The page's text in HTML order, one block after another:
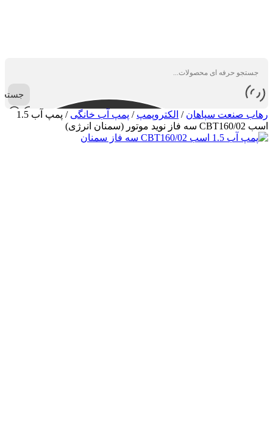
رهاب صنعت سپاهان / الکتروپمپ / پمپ آب خانگی /
پمپ آب 1.5
اسب CBT160/02 سه فاز نوید موتور (سمنان انرژی)